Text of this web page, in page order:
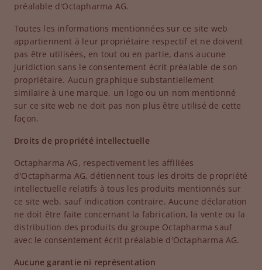
préalable d'Octapharma AG.
Toutes les informations mentionnées sur ce site web
appartiennent à leur propriétaire respectif et ne doivent
pas être utilisées, en tout ou en partie, dans aucune
juridiction sans le consentement écrit préalable de son
propriétaire. Aucun graphique substantiellement
similaire à une marque, un logo ou un nom mentionné
sur ce site web ne doit pas non plus être utilisé de cette
façon.
Droits de propriété intellectuelle
Octapharma AG, respectivement les affiliées
d'Octapharma AG, détiennent tous les droits de propriété
intellectuelle relatifs à tous les produits mentionnés sur
ce site web, sauf indication contraire. Aucune déclaration
ne doit être faite concernant la fabrication, la vente ou la
distribution des produits du groupe Octapharma sauf
avec le consentement écrit préalable d'Octapharma AG.
Aucune garantie ni représentation